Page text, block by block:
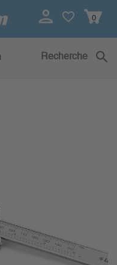
0
Recherche